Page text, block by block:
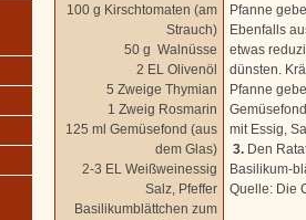
100 g Kirschtomaten (am
Strauch)
50 g Walnüsse
2 EL Olivenöl
5 Zweige Thymian
1 Zweig Rosmarin
125 ml Gemüsefond (aus
dem Glas)
2-3 EL Weißweinessig
Salz, Pfeffer
Basilikumblättchen zum
Pfanne
Ebenfalls
etwas
dünsten.
Pfanne
mit Essig,
3. Den
Basilikum-
Quelle: Die